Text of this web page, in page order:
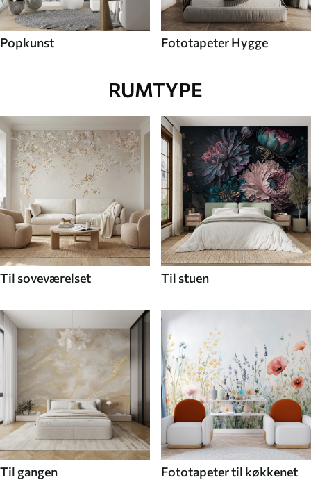
Popkunst Fototapeter Hygge
RUMTYPE
Til soveværelset Til stuen
Til gangen Fototapeter til køkkenet